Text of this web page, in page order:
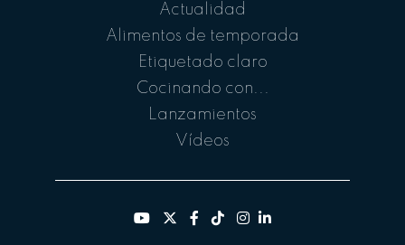
Actualidad
Alimentos de temporada
Etiquetado claro
Cocinando con...
Lanzamientos
Vídeos